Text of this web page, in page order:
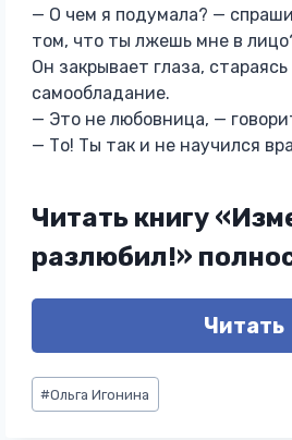
— О чем я подумала? —
том, что ты лжешь мне в
Он закрывает глаза,
самообладание.
— Это не любовница, —
— То! Ты так и не научился
Читать книгу
разлюбил!»
Читать
Метки
записи:
#Ольга Игонина